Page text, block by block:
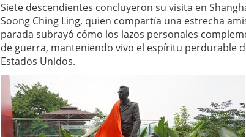
Siete descendientes concluyeron su visita en
Soong Ching Ling, quien compartía una estrecha
parada subrayó cómo los lazos personales
de guerra, manteniendo vivo el espíritu perdurable
Estados Unidos.